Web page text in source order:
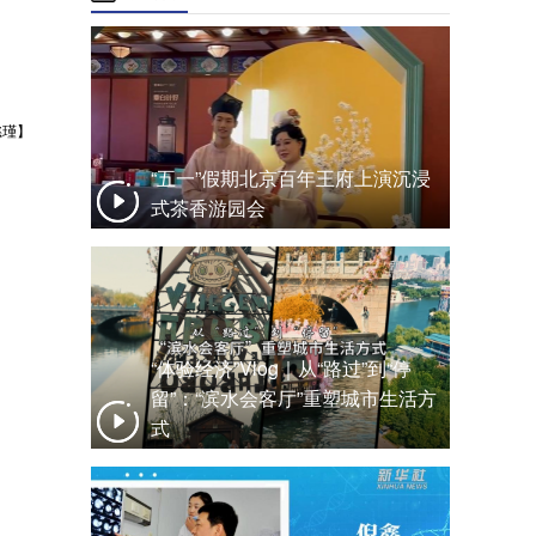
】
“五一”假期北京百年王府上演沉浸
式茶香游园会
“体验经济”Vlog｜从“路过”到“停
留”：“滨水会客厅”重塑城市生活方
式